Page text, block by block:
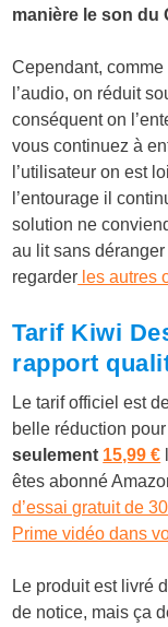
manière le son du
Cependant, comme
l’audio, on réduit
conséquent on
vous continuez à
l’utilisateur on est
l’entourage il
solution ne
au lit sans
regarder les autres
Tarif Kiwi
rapport
Le tarif officiel est
belle réduction
seulement 15,99 €
êtes abonné
d’essai gratuit de
Prime vidéo dans
Le produit est livré
de notice, mais ça